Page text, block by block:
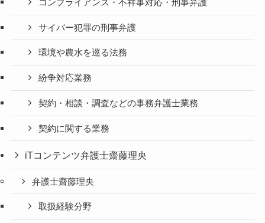
コンプライアンス・不祥事対応・刑事弁護
サイバー犯罪の刑事弁護
環境や農水を巡る法務
紛争対応業務
契約・相談・調査などの事務弁護士業務
契約に関する業務
iTコンテンツ弁護士齋藤理央
弁護士齋藤理央
取扱経験分野